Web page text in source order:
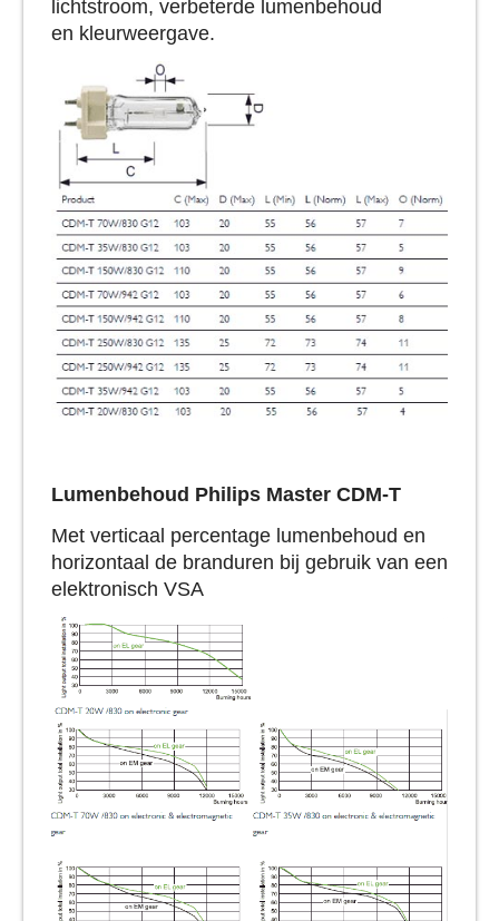
lichtstroom, verbeterde lumenbehoud
en kleurweergave.
Lumenbehoud Philips Master CDM-T
Met verticaal percentage lumenbehoud en
horizontaal de branduren bij gebruik van een
elektronisch VSA